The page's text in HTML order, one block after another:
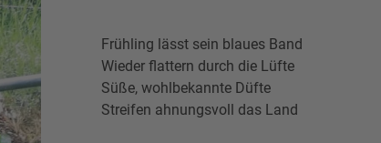
Sperrmüll
Sonstige Abfälle
Frühling lässt sein blaues Band
Wieder flattern durch die Lüfte
Süße, wohlbekannte Düfte
Streifen ahnungsvoll das Land